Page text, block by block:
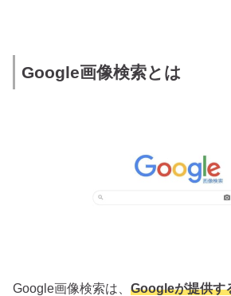
Google画像検索とは
Google画像検索は、 Googleが提供す